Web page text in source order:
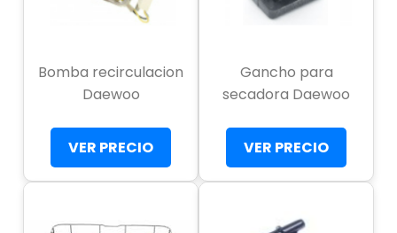
Bomba recirculacion
Daewoo
VER PRECIO
Gancho para
secadora Daewoo
VER PRECIO